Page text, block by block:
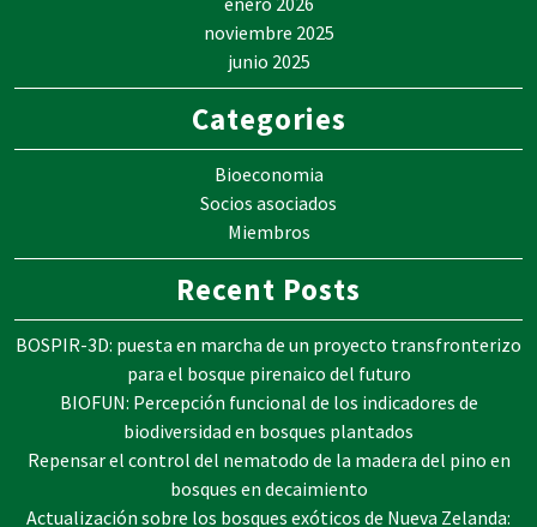
noviembre 2025
junio 2025
Categories
Bioeconomia
Socios asociados
Miembros
Recent Posts
BOSPIR-3D: puesta en marcha de un proyecto transfronterizo
para el bosque pirenaico del futuro
BIOFUN: Percepción funcional de los indicadores de
biodiversidad en bosques plantados
Repensar el control del nematodo de la madera del pino en
bosques en decaimiento
Actualización sobre los bosques exóticos de Nueva Zelanda: